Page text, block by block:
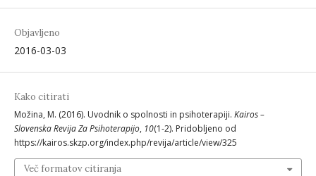
Objavljeno
2016-03-03
Kako citirati
Možina, M. (2016). Uvodnik o spolnosti in psihoterapiji. Kairos –
Slovenska Revija Za Psihoterapijo, 10(1-2). Pridobljeno od
https://kairos.skzp.org/index.php/revija/article/view/325
Več formatov citiranja